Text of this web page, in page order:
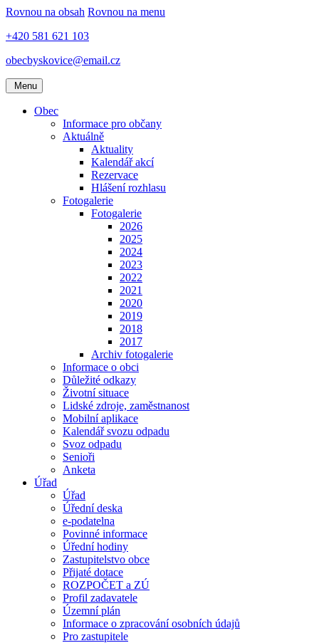
Rovnou na obsah Rovnou na menu
+420 581 621 103
obecbyskovice@email.cz
Menu
Obec
Informace pro občany
Aktuálně
Aktuality
Kalendář akcí
Rezervace
Hlášení rozhlasu
Fotogalerie
Fotogalerie
2026
2025
2024
2023
2022
2021
2020
2019
2018
2017
Archiv fotogalerie
Informace o obci
Důležité odkazy
Životní situace
Lidské zdroje, zaměstnanost
Mobilní aplikace
Kalendář svozu odpadu
Svoz odpadu
Senioři
Anketa
Úřad
Úřad
Úřední deska
e-podatelna
Povinné informace
Úřední hodiny
Zastupitelstvo obce
Přijaté dotace
ROZPOČET a ZÚ
Profil zadavatele
Územní plán
Informace o zpracování osobních údajů
Pro zastupitele